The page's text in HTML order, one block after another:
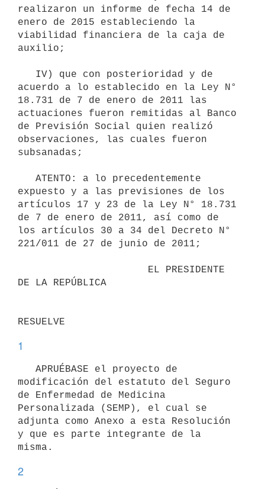
realizaron un informe de fecha 14 de
enero de 2015 estableciendo la
viabilidad financiera de la caja de
auxilio;
acuerdo a lo establecido en la Ley N°
18.731 de 7 de enero de 2011 las
actuaciones fueron remitidas al Banco
de Previsión Social quien realizó
observaciones, las cuales fueron
subsanadas;
expuesto y a las previsiones de los
artículos 17 y 23 de la Ley N° 18.731
de 7 de enero de 2011, así como de
los artículos 30 a 34 del Decreto N°
221/011 de 27 de junio de 2011;
DE LA REPÚBLICA
1
modificación del estatuto del Seguro
de Enfermedad de Medicina
Personalizada (SEMP), el cual se
adjunta como Anexo a esta Resolución
y que es parte integrante de la
2